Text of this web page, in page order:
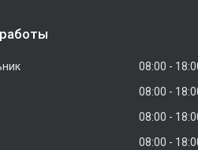
08:00
08:00
08:00
08:00